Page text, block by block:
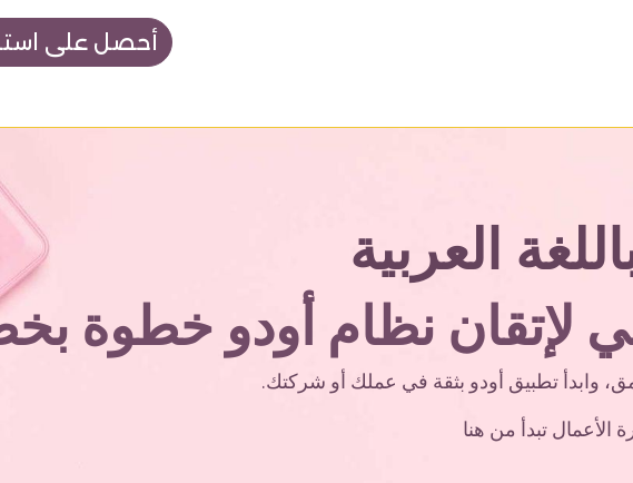
أحصل على
العربية
لإتقان نظام أودو خطوة
وابدأ تطبيق أودو بثقة في عملك أو شركتك.
الأعمال تبدأ من هنا